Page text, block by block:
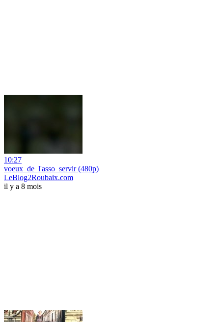
10:27
voeux_de_l'asso_servir (480p)
LeBlog2Roubaix.com
il y a 8 mois